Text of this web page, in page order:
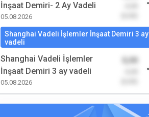
İnşaat Demiri- 2 Ay Vadeli
05.08.2026
Shanghai Vadeli İşlemler İnşaat Demiri 3 ay
vadeli
Shanghai Vadeli İşlemler
İnşaat Demiri 3 ay vadeli
05.08.2026
0,00